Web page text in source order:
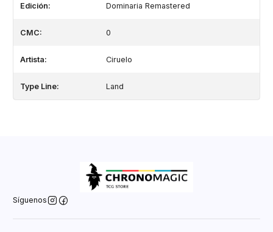
Edición: Dominaria Remastered
CMC: 0
Artista: Ciruelo
Type Line: Land
Síguenos